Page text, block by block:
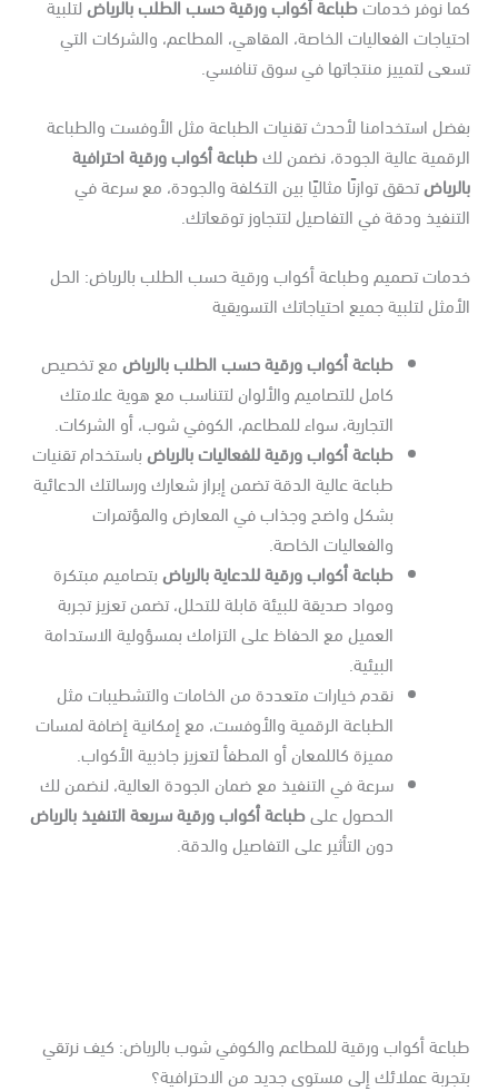
الفعاليات الخاصة، المقاهي، المطاعم، والشركات التي
لتمييز منتجاتها في سوق تنافسي.
استخدامنا لأحدث تقنيات الطباعة مثل الأوفست والطباعة
عالية الجودة، نضمن لكطباعة أكواب ورقية احترافية
تحقق توازنًا مثاليًا بين التكلفة والجودة، مع سرعة في
ودقة في التفاصيل لتتجاوز توقعاتك.
تصميم وطباعة أكواب ورقية حسب الطلب بالرياض: الحل
لتلبية جميع احتياجاتك التسويقية
طباعة أكواب ورقية حسب الطلب بالرياضمع تخصيص
كامل للتصاميم والألوان لتتناسب مع هوية علامتك
التجارية، سواء للمطاعم، الكوفي شوب، أو الشركات.
طباعة أكواب ورقية للفعاليات بالرياضباستخدام تقنيات
طباعة عالية الدقة تضمن إبراز شعارك ورسالتك الدعائية
بشكل واضح وجذاب في المعارض والمؤتمرات
والفعاليات الخاصة.
طباعة أكواب ورقية للدعاية بالرياضبتصاميم مبتكرة
ومواد صديقة للبيئة قابلة للتحلل، تضمن تعزيز تجربة
العميل مع الحفاظ على التزامك بمسؤولية الاستدامة
البيئية.
نقدم خيارات متعددة من الخامات والتشطيبات مثل
الطباعة الرقمية والأوفست، مع إمكانية إضافة لمسات
مميزة كاللمعان أو المطفأ لتعزيز جاذبية الأكواب.
سرعة في التنفيذ مع ضمان الجودة العالية، لنضمن لك
الحصول على طباعة أكواب ورقية سريعة التنفيذ بالرياض
دون التأثير على التفاصيل والدقة.
أكواب ورقية للمطاعم والكوفي شوب بالرياض: كيف نرتقي
عملائك إلى مستوى جديد من الاحترافية؟